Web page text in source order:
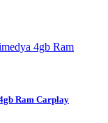
Ram Carplay